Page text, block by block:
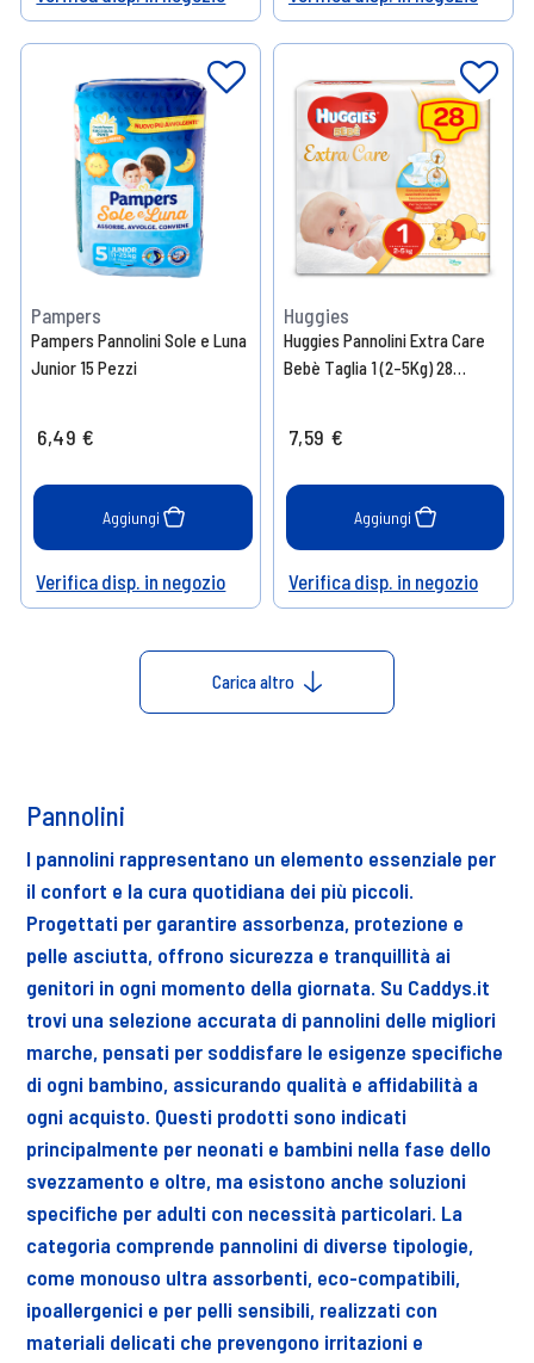
Help Help
Pampers
Pampers Pannolini Sole e Luna
Junior 15 Pezzi
6,49 €
Aggiungi
Help
Verifica disp. in negozio
Huggies
Huggies Pannolini Extra Care
Bebè Taglia 1 (2-5Kg) 28
7,59 €
Aggiungi
Help
Verifica disp. in negozio
Carica altro
Pannolini
I pannolini rappresentano un elemento essenziale per
il confort e la cura quotidiana dei più piccoli.
Progettati per garantire assorbenza, protezione e
pelle asciutta, offrono sicurezza e tranquillità ai
genitori in ogni momento della giornata. Su Caddys.it
trovi una selezione accurata di pannolini delle migliori
marche, pensati per soddisfare le esigenze specifiche
di ogni bambino, assicurando qualità e affidabilità a
ogni acquisto. Questi prodotti sono indicati
principalmente per neonati e bambini nella fase dello
svezzamento e oltre, ma esistono anche soluzioni
specifiche per adulti con necessità particolari. La
categoria comprende pannolini di diverse tipologie,
come monouso ultra assorbenti, eco-compatibili,
ipoallergenici e per pelli sensibili, realizzati con
materiali delicati che prevengono irritazioni e